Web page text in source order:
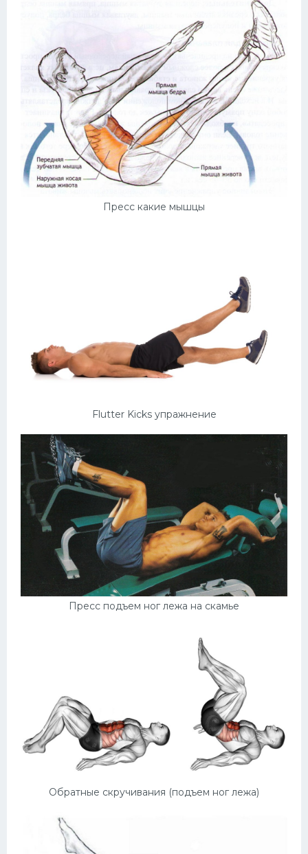
Пресс какие мышцы
Flutter Kicks упражнение
Пресс подъем ног лежа на скамье
Обратные скручивания (подъем ног лежа)